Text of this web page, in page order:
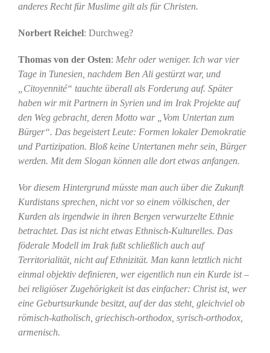
anderes Recht für Muslime gilt als für Christen.
Norbert Reichel: Durchweg?
Thomas von der Osten: Mehr oder weniger. Ich war vier
Tage in Tunesien, nachdem Ben Ali gestürzt war, und
„Citoyennité“ tauchte überall als Forderung auf. Später
haben wir mit Partnern in Syrien und im Irak Projekte auf
den Weg gebracht, deren Motto war „Vom Untertan zum
Bürger“. Das begeistert Leute: Formen lokaler Demokratie
und Partizipation. Bloß keine Untertanen mehr sein, Bürger
werden. Mit dem Slogan können alle dort etwas anfangen.
Vor diesem Hintergrund müsste man auch über die Zukunft
Kurdistans sprechen, nicht vor so einem völkischen, der
Kurden als irgendwie in ihren Bergen verwurzelte Ethnie
betrachtet. Das ist nicht etwas Ethnisch-Kulturelles. Das
föderale Modell im Irak fußt schließlich auch auf
Territorialität, nicht auf Ethnizität. Man kann letztlich nicht
einmal objektiv definieren, wer eigentlich nun ein Kurde ist –
bei religiöser Zugehörigkeit ist das einfacher: Christ ist, wer
eine Geburtsurkunde besitzt, auf der das steht, gleichviel ob
römisch-katholisch, griechisch-orthodox, syrisch-orthodox,
armenisch.